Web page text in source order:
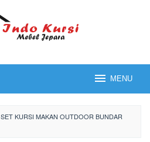
MENU
SET KURSI MAKAN OUTDOOR BUNDAR